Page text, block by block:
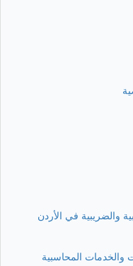
والضريبية في الأردن
والخدمات المحاسبية